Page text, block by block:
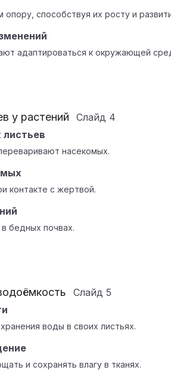
опору, способствуя их росту и
адаптироваться к окружающей
у растений Слайд 4
листьев
насекомых.
контакте с жертвой.
бедных почвах.
Слайд 5
воды в своих листьях.
и сохранять влагу в тканях.